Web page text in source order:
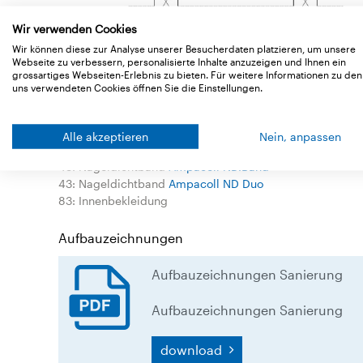
1: Unterdeckbahn
Ampatop Protecta (plus)
23: KlebebandAmpacoll XT 60
43: Nageldichtband Ampacoll ND Duo
83: Innenbekleidung
Aufbauzeichnungen
Aufbauzeichnungen Sanierung
Aufbauzeichnungen Sanierung
download
Wir verwenden Cookies
Wir können diese zur Analyse unserer Besucherdaten platzieren, um unsere
Webseite zu verbessern, personalisierte Inhalte anzuzeigen und Ihnen ein
grossartiges Webseiten-Erlebnis zu bieten. Für weitere Informationen zu
uns verwendeten Cookies öffnen Sie die Einstellungen.
Alle akzeptieren Nein, anpassen